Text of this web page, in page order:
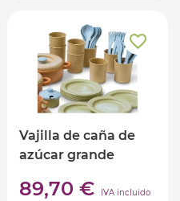
Vajilla de caña de
azúcar grande
89,70 € IVA incluido